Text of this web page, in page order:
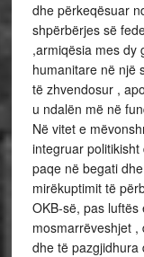
dhe përkeqësuar
shpërbërjes së
,armiqësia mes dy
humanitare në një
të zhvendosur ,
u ndalën më në
Në vitet e
integruar
paqe në begati
mirëkuptimit të
OKB-së, pas luftës
mosmarrëveshjet
dhe të pazgjidhura